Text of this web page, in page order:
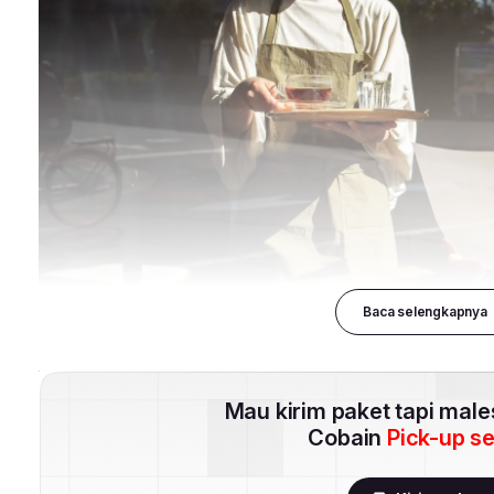
Baca selengkapnya
Mau kirim paket tapi
Cobain Pick-up